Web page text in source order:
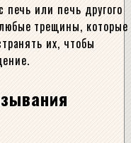
печь или печь другого
трещины, которые
их, чтобы